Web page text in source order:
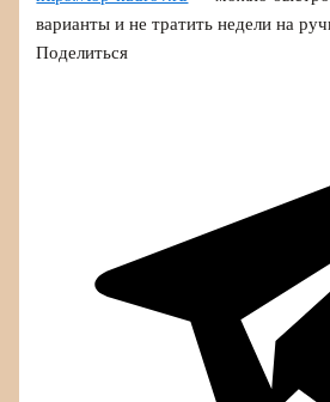
варианты и не тратить недели на
Поделиться